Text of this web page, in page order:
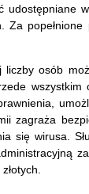
osób
zagraża
się wirusa.